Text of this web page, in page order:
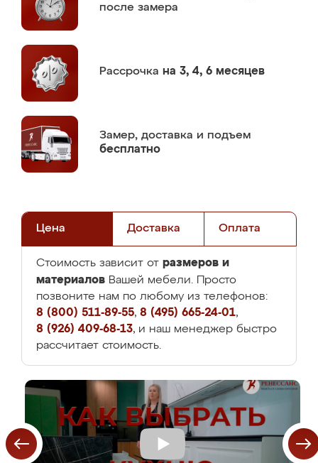
после замера
Рассрочка на 3, 4, 6 месяцев
Замер, доставка и подъем
бесплатно
Цена Доставка Оплата
Стоимость зависит от размеров и
материалов Вашей мебели. Просто
позвоните нам по любому из телефонов:
8 (800) 511-89-55, 8 (495) 665-24-01,
8 (926) 409-68-13, и наш менеджер быстро
рассчитает стоимость.